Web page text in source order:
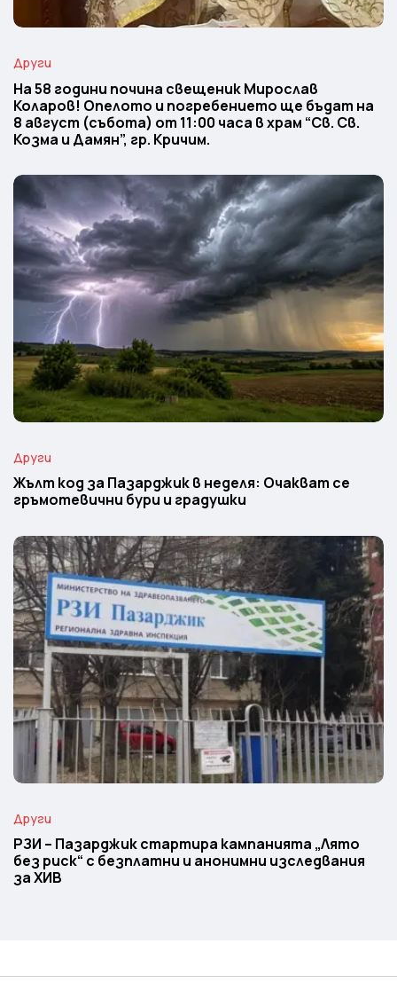
Други
На 58 години почина свещеник Мирослав
Коларов! Опелото и погребението ще бъдат на
8 август (събота) от 11:00 часа в храм “Св. Св.
Козма и Дамян”, гр. Кричим.
Други
Жълт код за Пазарджик в неделя: Очакват се
гръмотевични бури и градушки
Други
РЗИ – Пазарджик стартира кампанията „Лято
без риск“ с безплатни и анонимни изследвания
за ХИВ